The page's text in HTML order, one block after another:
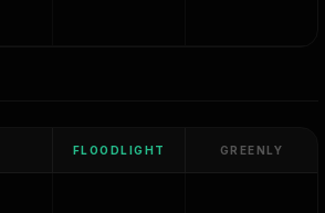
FLOODLIGHT GREENLY